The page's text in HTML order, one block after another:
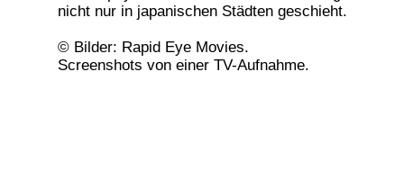
nicht nur in japanischen Städten geschieht.
© Bilder: Rapid Eye Movies.
Screenshots von einer TV-Aufnahme.